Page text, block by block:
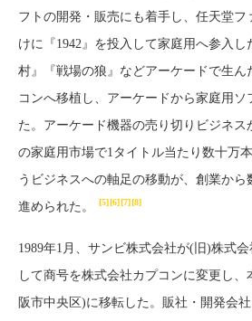
フトの開発・販売にも着手し、任天堂フ
けに『1942』を投入して家庭用へ参入し
村』『戦場の狼』などアーケードで生ん
コンへ移植し、アーケードから家庭用ソ
た。アーケード機器の売り切りビジネス
の家庭用市場で1タイトル当たり数十万
うビジネスへの軸足の移動が、創業か
進められた。
[5][6][7][8]
1989年1月、サンビ株式会社が(旧)株式
して商号を株式会社カプコンに変更し
阪市中央区)に移転した。販社・開発会